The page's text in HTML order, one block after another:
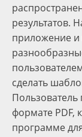
результатов.
приложение и
сделать
формате
программе